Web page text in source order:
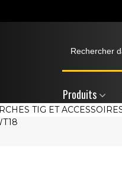
Produits
TIG ET